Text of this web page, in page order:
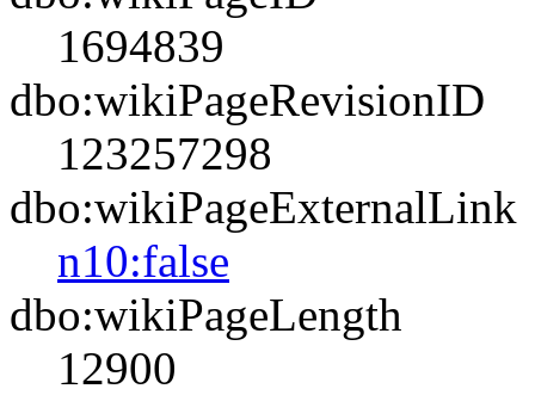
1694839
dbo:wikiPageRevisionID
123257298
dbo:wikiPageExternalLink
n10:false
dbo:wikiPageLength
12900